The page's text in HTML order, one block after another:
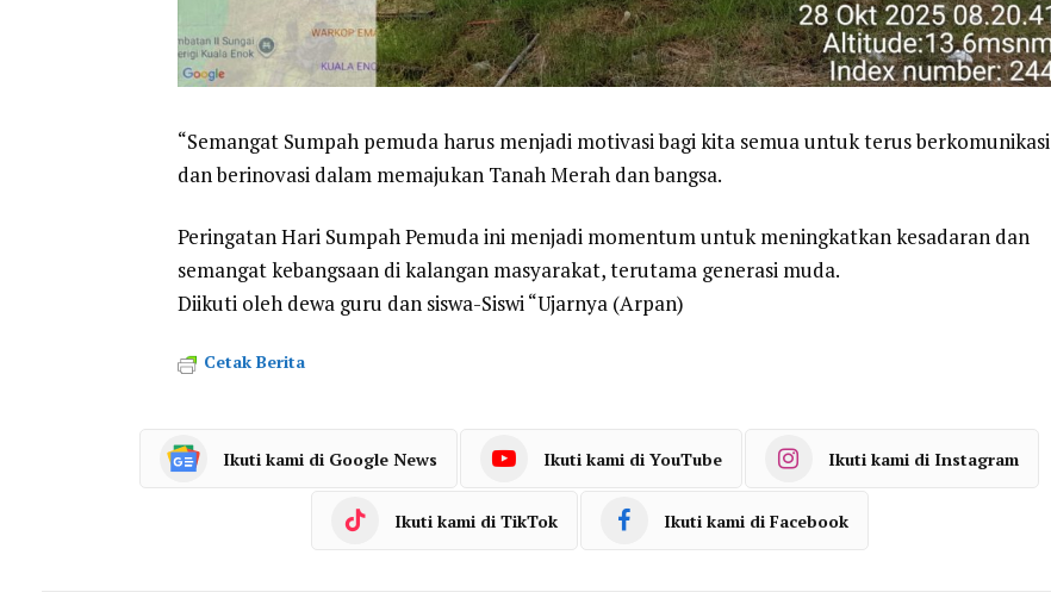
“Semangat Sumpah pemuda harus menjadi motivasi bagi kita semua untuk terus berkomunikasi
dan berinovasi dalam memajukan Tanah Merah dan bangsa.
Peringatan Hari Sumpah Pemuda ini menjadi momentum untuk meningkatkan kesadaran dan
semangat kebangsaan di kalangan masyarakat, terutama generasi muda.
Diikuti oleh dewa guru dan siswa-Siswi “Ujarnya (Arpan)
Cetak Berita
Ikuti kami di Google News Ikuti kami di YouTube Ikuti kami di Instagram
Ikuti kami di TikTok Ikuti kami di Facebook